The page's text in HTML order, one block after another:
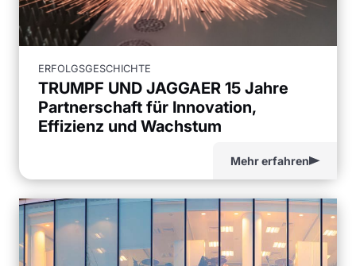
ERFOLGSGESCHICHTE
TRUMPF UND JAGGAER 15 Jahre
Partnerschaft für Innovation,
Effizienz und Wachstum
Mehr erfahren